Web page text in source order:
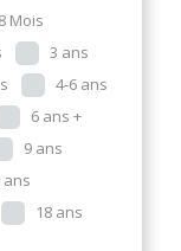
Mois
3 ans
4-6 ans
6 ans +
9 ans
ans
18 ans